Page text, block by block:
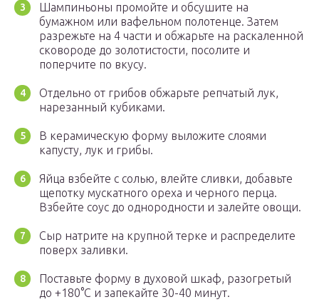
Шампиньоны промойте и обсушите на
бумажном или вафельном полотенце. Затем
разрежьте на 4 части и обжарьте на раскаленной
сковороде до золотистости, посолите и
поперчите по вкусу.
Отдельно от грибов обжарьте репчатый лук,
нарезанный кубиками.
В керамическую форму выложите слоями
капусту, лук и грибы.
Яйца взбейте с солью, влейте сливки, добавьте
щепотку мускатного ореха и черного перца.
Взбейте соус до однородности и залейте овощи.
Сыр натрите на крупной терке и распределите
поверх заливки.
Поставьте форму в духовой шкаф, разогретый
до +180°С и запекайте 30-40 минут.